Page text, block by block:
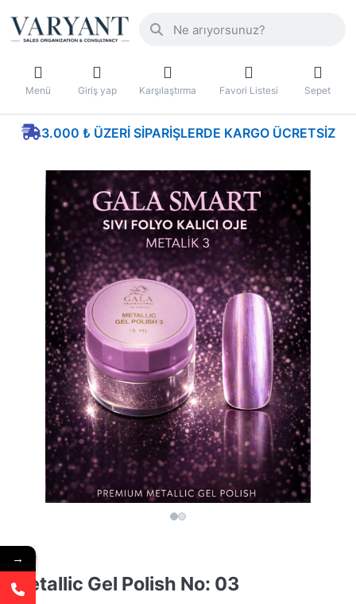
Menü Giriş yap Karşılaştırma Favori Listesi Sepet
3.000 ₺ ÜZERI SIPARIŞLERDE KARGO ÜCRETSIZ
Metallic Gel Polish No: 03
→